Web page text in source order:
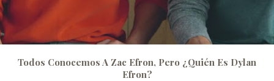
Todos Conocemos A Zac Efron, Pero ¿quién Es Dylan
Efron?